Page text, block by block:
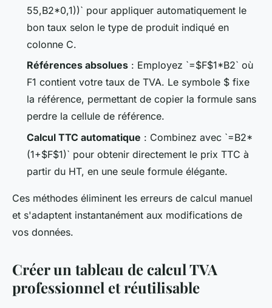
55,B2*0,1))` pour appliquer automatiquement le
bon taux selon le type de produit indiqué en
colonne C.
Références absolues : Employez `=$F$1*B2` où
F1 contient votre taux de TVA. Le symbole $ fixe
la référence, permettant de copier la formule sans
perdre la cellule de référence.
Calcul TTC automatique : Combinez avec `=B2*
(1+$F$1)` pour obtenir directement le prix TTC à
partir du HT, en une seule formule élégante.
Ces méthodes éliminent les erreurs de calcul manuel
et s'adaptent instantanément aux modifications de
vos données.
Créer un tableau de calcul TVA
professionnel et réutilisable